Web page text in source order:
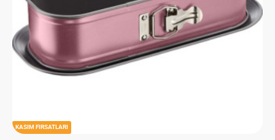
KASIM FIRSATLARI